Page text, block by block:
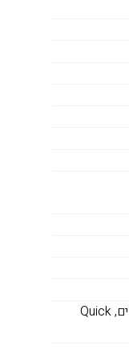
AV mute slide, תיקון טרפז אוטומטי, רמקול מובנה, תיקון של עיוות טרפז אופקי ואנכי, נורה מאריכת ימים, Quick